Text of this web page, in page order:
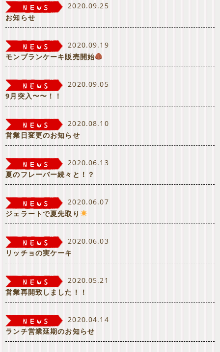
2020.09.25
お知らせ
2020.09.19
モンブランケーキ販売開始
2020.09.05
9月突入〜〜！！
2020.08.10
営業日変更のお知らせ
2020.06.13
夏のフレーバー続々と！？
2020.06.07
ジェラートで夏先取り
2020.06.03
リッチョの実ケーキ
2020.05.21
営業再開致しました！！
2020.04.14
ランチ営業延期のお知らせ